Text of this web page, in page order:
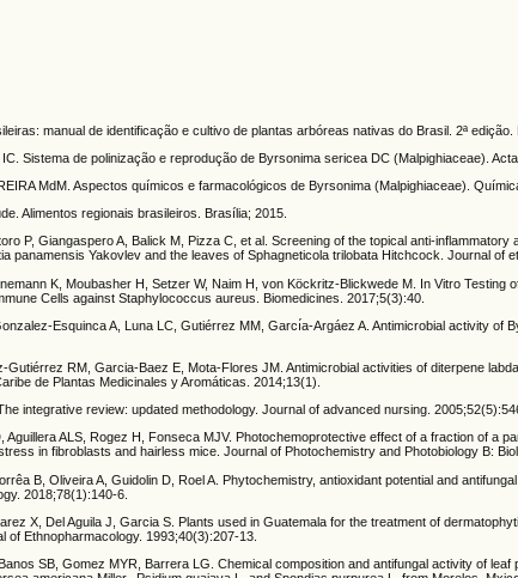
manual de identificação e cultivo de plantas arbóreas nativas do Brasil. 2ª
Sistema de polinização e reprodução de Byrsonima sericea DC (Malpighiaceae).
MdM. Aspectos químicos e farmacológicos de Byrsonima (Malpighiaceae).
Alimentos regionais brasileiros. Brasília; 2015.
P, Giangaspero A, Balick M, Pizza C, et al. Screening of the topical anti-
panamensis Yakovlev and the leaves of Sphagneticola trilobata Hitchcock. Journal of
K, Moubasher H, Setzer W, Naim H, von Köckritz-Blickwede M. In Vitro
Cells against Staphylococcus aureus. Biomedicines. 2017;5(3):40.
Esquinca A, Luna LC, Gutiérrez MM, Garcı́a-Argáez A. Antimicrobial activity of
Gutiérrez RM, Garcia-Baez E, Mota-Flores JM. Antimicrobial activities of diterpene
de Plantas Medicinales y Aromáticas. 2014;13(1).
integrative review: updated methodology. Journal of advanced nursing.
Aguillera ALS, Rogez H, Fonseca MJV. Photochemoprotective effect of a fraction of a
in fibroblasts and hairless mice. Journal of Photochemistry and Photobiology B:
B, Oliveira A, Guidolin D, Roel A. Phytochemistry, antioxidant potential and
2018;78(1):140-6.
X, Del Aguila J, Garcia S. Plants used in Guatemala for the treatment of
of Ethnopharmacology. 1993;40(3):207-13.
SB, Gomez MYR, Barrera LG. Chemical composition and antifungal activity of